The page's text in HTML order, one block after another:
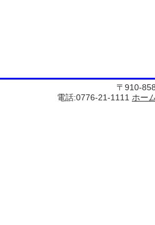
〒910-
電話:0776-21-1111 ホー